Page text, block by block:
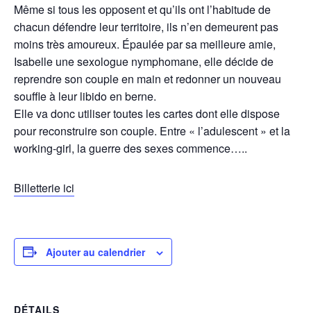
Même si tous les opposent et qu’ils ont l’habitude de
chacun défendre leur territoire, ils n’en demeurent pas
moins très amoureux. Épaulée par sa meilleure amie,
Isabelle une sexologue nymphomane, elle décide de
reprendre son couple en main et redonner un nouveau
souffle à leur libido en berne.
Elle va donc utiliser toutes les cartes dont elle dispose
pour reconstruire son couple. Entre « l’adulescent » et la
working-girl, la guerre des sexes commence…..
Billetterie ici
Ajouter au calendrier
DÉTAILS